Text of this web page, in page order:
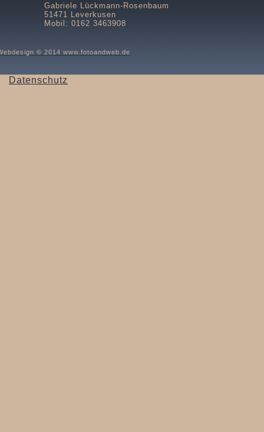
Gabriele Lückmann-Rosenbaum
51471 Leverkusen
Mobil: 0162 3463908
© 2014 www.fotoandweb.de
Datenschutz